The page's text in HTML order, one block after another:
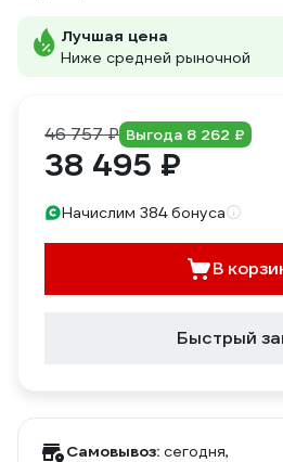
Лучшая цена
Ниже средней рыночной
46 757 ₽ Выгода 8 262 ₽
38 495 ₽
Начислим 384 бонуса
В
Быстрый
Самовывоз: сегодня,